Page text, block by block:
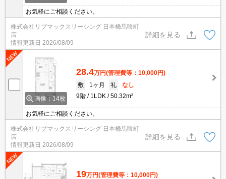
お気軽にご相談ください。
株式会社リブマックスリーシング 日本橋馬喰町
店
情報更新日 2026/08/09
詳細を見る
画像：14枚
28.4万円(管理費等：10,000円)
敷
1ヶ月 礼
なし
9階
1LDK 50.32m²
お気軽にご相談ください。
株式会社リブマックスリーシング 日本橋馬喰町
店
情報更新日 2026/08/09
詳細を見る
19万円(管理費等：10,000円)